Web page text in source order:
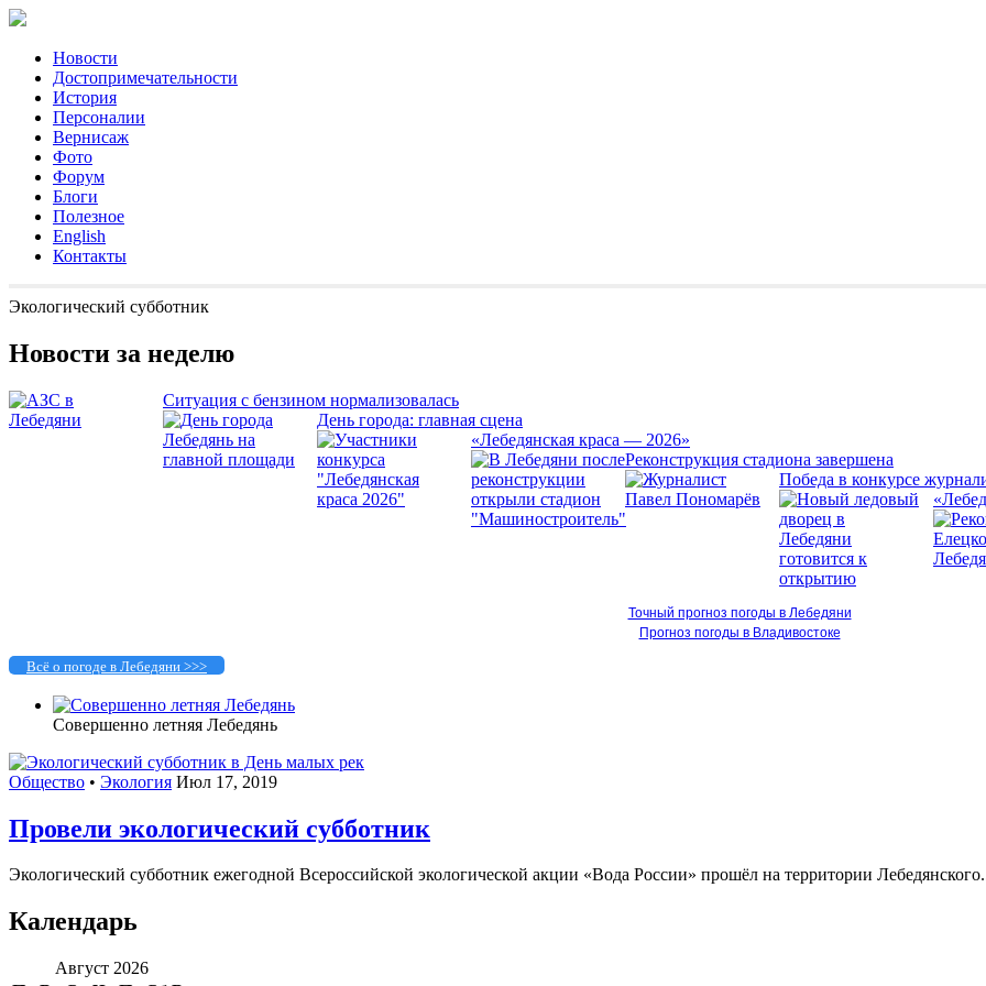
Новости
Достопримечательности
История
Персоналии
Вернисаж
Фото
Форум
Блоги
Полезное
English
Контакты
Экологический субботник
Новости за неделю
Ситуация с бензином нормализовалась
День города: главная сцена
«Лебедянская краса — 2026»
Реконструкция стадиона завершена
Победа в конкурсе
Точный прогноз погоды в Лебедяни
Прогноз погоды в Владивостоке
Всё о погоде в Лебедяни >>>
Совершенно летняя Лебедянь
Общество • Экология Июл 17, 2019
Провели экологический субботник
Экологический субботник ежегодной Всероссийской экологической акции «Вода России» прошёл на территории
Календарь
Август 2026